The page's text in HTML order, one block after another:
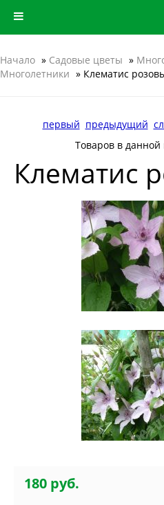
Начало » Садовые цветы »
Многолетники » Клематис
первый предыдущий
Товаров в данной
Клематис
180 руб.